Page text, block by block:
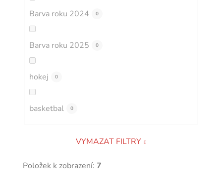
Barva roku 2024 0
Barva roku 2025 0
hokej 0
basketbal 0
VYMAZAT FILTRY
Položek k zobrazení: 7